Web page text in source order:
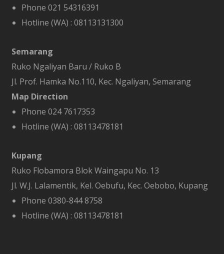
Phone 021 54316391
Hotline (WA) : 08113131300
Semarang
Ruko Ngaliyan Baru / Ruko B
Jl. Prof. Hamka No.110, Kec. Ngaliyan, Semarang
Map Direction
Phone 024 7617353
Hotline (WA) : 08113478181
Kupang
Ruko Flobamora Blok Waingapu No. 13
Jl. W.J. Lalamentik, Kel. Oebufu, Kec. Oebobo, Kupang
Phone 0380-844 8758
Hotline (WA) : 08113478181